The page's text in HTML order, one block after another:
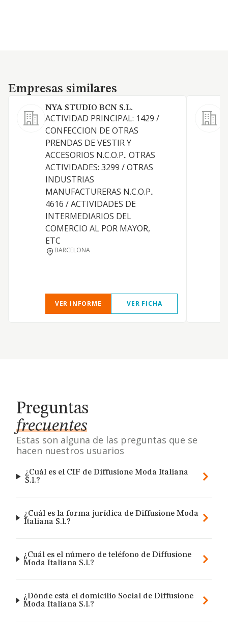
Empresas similares
Empresas similares
NYA STUDIO BCN S.L.
ACTIVIDAD PRINCIPAL: 1429 /
CONFECCION DE OTRAS
PRENDAS DE VESTIR Y
ACCESORIOS N.C.O.P.. OTRAS
ACTIVIDADES: 3299 / OTRAS
INDUSTRIAS
MANUFACTURERAS N.C.O.P..
4616 / ACTIVIDADES DE
INTERMEDIARIOS DEL
COMERCIO AL POR MAYOR,
ETC
BARCELONA
VER INFORME VER FICHA
Preguntas
frecuentes
Estas son alguna de las preguntas que se
hacen nuestros usuarios
¿Cuál es el CIF de Diffusione Moda Italiana
S.l.?
¿Cuál es la forma jurídica de Diffusione Moda
Italiana S.l.?
¿Cuál es el número de teléfono de Diffusione
Moda Italiana S.l.?
¿Dónde está el domicilio Social de Diffusione
Moda Italiana S.l.?